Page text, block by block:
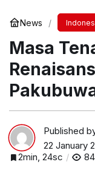
News
Masa
Published
22 January
2min, 24sc
84